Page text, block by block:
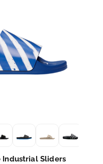
Industrial Sliders